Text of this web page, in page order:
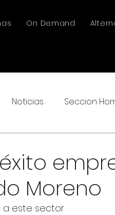
On Demand
Noticias Seccion
Moreno
a este sector